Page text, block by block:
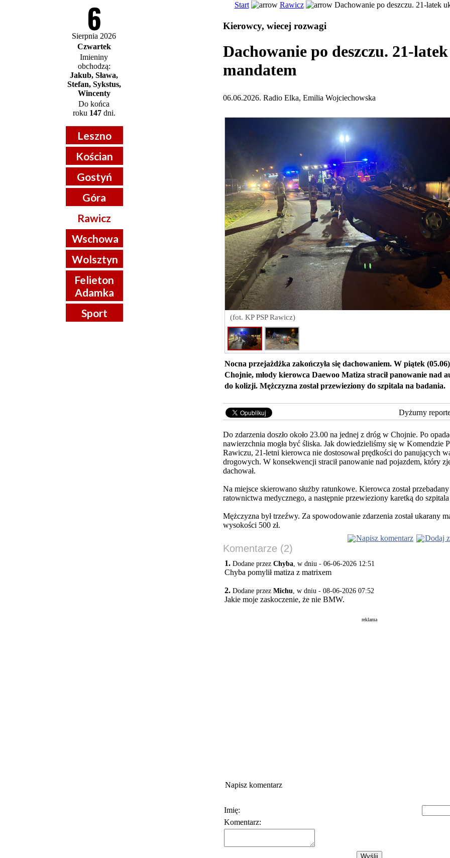
6
Sierpnia 2026
Czwartek
Imieniny
obchodzą:
Jakub, Sława,
Stefan, Sykstus,
Wincenty
Do końca
roku 147dni.
Leszno
Kościan
Gostyń
Góra
Rawicz
Wschowa
Wolsztyn
Felieton
Adamka
Sport
Start Rawicz Dachowanie po deszczu. 21-latek
Kierowcy, wiecej rozwagi
Dachowanie po deszczu. 21-
mandatem
06.06.2026. Radio Elka, Emilia Wojciechowska
(fot. KP PSP Rawicz)
Nocna przejażdżka zakończyła się dachowaniem. W piątek
Chojnie, młody kierowca Daewoo Matiza stracił panowanie nad
do kolizji. Mężczyzna został przewieziony do szpitala na badania.
Dyżurny
Do zdarzenia doszło około 23.00 na jednej z dróg w Chojnie. Po
nawierzchnia mogła być śliska. Jak dowiedzieliśmy się w Komendzie
Rawiczu, 21-letni kierowca nie dostosował prędkości do panujących
drogowych. W konsekwencji stracił panowanie nad pojazdem, który
dachował.
Na miejsce skierowano służby ratunkowe. Kierowca został przebadany
ratownictwa medycznego, a następnie przewieziony karetką do szpitala
Mężczyzna był trzeźwy. Za spowodowanie zdarzenia został ukarany
wysokości 500 zł.
Napisz komentarz
Dodaj
Komentarze (2)
1. Dodane przez Chyba, w dniu - 06-06-2026 12:51
Chyba pomylił matiza z matrixem
2. Dodane przez Michu, w dniu - 08-06-2026 07:52
Jakie moje zaskoczenie, że nie BMW.
reklama
Napisz komentarz
Imię:
Komentarz: